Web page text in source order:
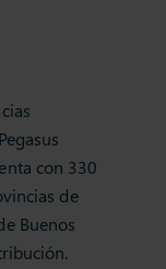
con 330
de
Buenos